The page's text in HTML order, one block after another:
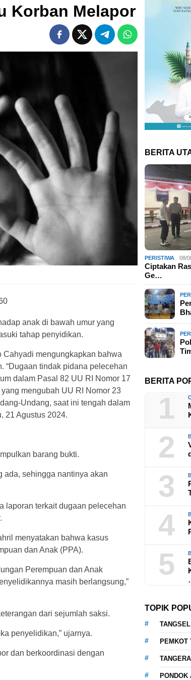
Korban Melapor
anak di bawah umur yang
tahap penyidikan.
Cahyadi mengungkapkan bahwa
“Dugaan tindak pidana pelecehan
dalam Pasal 82 UU RI Nomor 17
mengubah UU RI Nomor 23
Undang, saat ini tengah dalam
21 Agustus 2024.
barang bukti.
ada, sehingga nantinya akan
laporan terkait dugaan pelecehan
menyatakan bahwa kasus
dan Anak (PPA).
Perempuan dan Anak
masih berlangsung,”
dari sejumlah saksi.
penyelidikan,” ujarnya.
dan berkoordinasi dengan
BERITA
PERISTIWA 08/
Ciptakan
Ge…
BERITA
1
2
3
4
5
TOPIK
TANGSEL
PEMKOT
PONDOK